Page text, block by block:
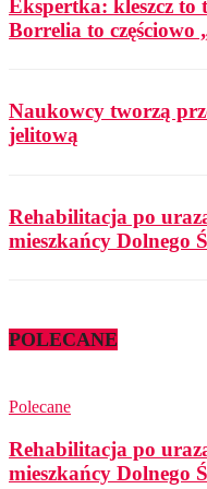
Ekspertka: kleszcz
Borrelia to częściowo
Naukowcy tworzą
jelitową
Rehabilitacja po
mieszkańcy Dolnego
POLECANE
Polecane
Rehabilitacja po
mieszkańcy Dolnego